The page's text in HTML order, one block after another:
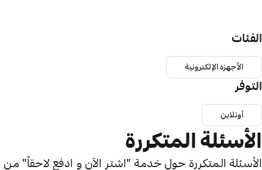
الفئات
الأجهزة الإلكترونية
التوفر
أونلاين
الأسئلة المتكررة
الأسئلة المتكررة حول خدمة "اشترِ الآن و ادفع لاحقاً" من